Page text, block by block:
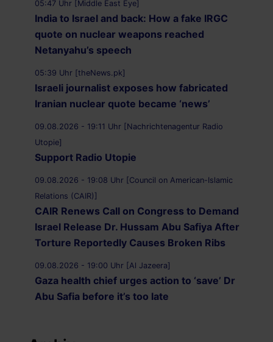
05:47 Uhr [Middle East Eye]
India to Israel and back: How a fake IRGC
quote on nuclear weapons reached
Netanyahu’s speech
05:39 Uhr [theNews.pk]
Israeli journalist exposes how fabricated
Iranian nuclear quote became ‘news’
09.08.2026 - 19:11 Uhr [Nachrichtenagentur Radio
Utopie]
Support Radio Utopie
09.08.2026 - 19:08 Uhr [Council on American-Islamic
Relations (CAIR)]
CAIR Renews Call on Congress to Demand
Israel Release Dr. Hussam Abu Safiya After
Torture Reportedly Causes Broken Ribs
09.08.2026 - 19:00 Uhr [Al Jazeera]
Gaza health chief urges action to ‘save’ Dr
Abu Safia before it’s too late